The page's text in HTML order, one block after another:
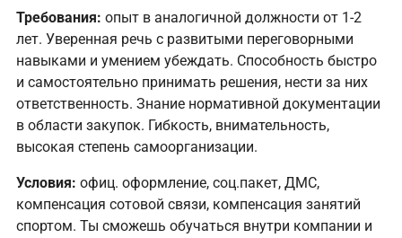
Требования: опыт в аналогичной должности от 1-2
лет. Уверенная речь с развитыми переговорными
навыками и умением убеждать. Способность быстро
и самостоятельно принимать решения, нести за них
ответственность. Знание нормативной документации
в области закупок. Гибкость, внимательность,
высокая степень самоорганизации.
Условия: офиц. оформление, соц.пакет, ДМС,
компенсация сотовой связи, компенсация занятий
спортом. Ты сможешь обучаться внутри компании и